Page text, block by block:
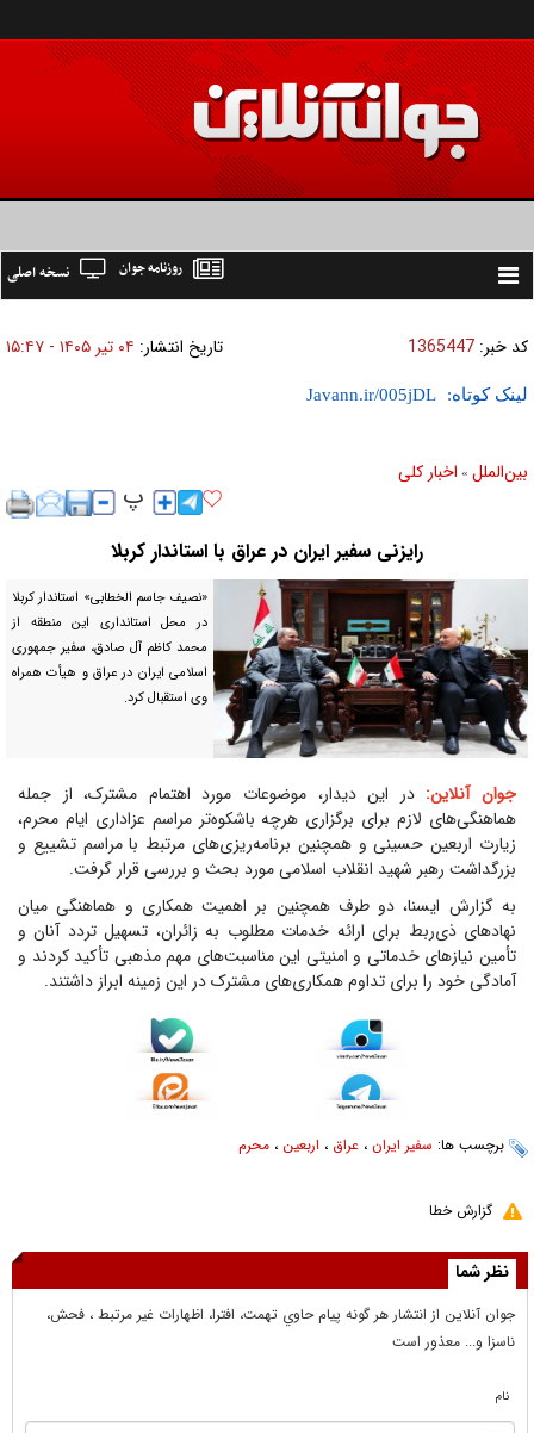
Toggle
نسخه اصلی روزنامه جوان
کد خبر: 1365447 تاریخ انتشار: ۰۴ تير ۱۴۰۵ - ۱۵:۴۷
لینک کوتاه:
بين‌الملل » اخبار كلی
رایزنی سفیر ایران در عراق با استاندار کربلا
«نصیف جاسم الخطابی» استاندار کربلا
در محل استانداری این منطقه از
محمد کاظم آل صادق، سفیر جمهوری
اسلامی ایران در عراق و هیأت همراه
وی استقبال کرد.
جوان آنلاین: در این دیدار، موضوعات مورد اهتمام مشترک، از جمله
هماهنگی‌های لازم برای برگزاری هرچه باشکوه‌تر مراسم عزاداری ایام محرم،
زیارت اربعین حسینی و همچنین برنامه‌ریزی‌های مرتبط با مراسم تشییع و
بزرگداشت رهبر شهید انقلاب اسلامی مورد بحث و بررسی قرار گرفت.
به گزارش ایسنا، دو طرف همچنین بر اهمیت همکاری و هماهنگی میان
نهاد‌های ذی‌ربط برای ارائه خدمات مطلوب به زائران، تسهیل تردد آنان و
تأمین نیاز‌های خدماتی و امنیتی این مناسبت‌های مهم مذهبی تأکید کردند و
آمادگی خود را برای تداوم همکاری‌های مشترک در این زمینه ابراز داشتند.
برچسب ها: سفیر ایران ، عراق ، اربعین ، محرم
گزارش خطا
نظر شما
جوان آنلاين از انتشار هر گونه پيام حاوي تهمت، افترا، اظهارات غير مرتبط ، فحش،
ناسزا و... معذور است
نام